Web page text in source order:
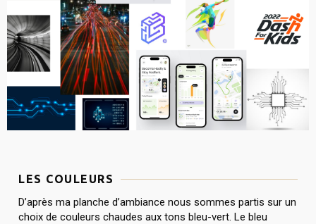
LES COULEURS
D’après ma planche d’ambiance nous sommes partis sur un
choix de couleurs chaudes aux tons bleu-vert. Le bleu